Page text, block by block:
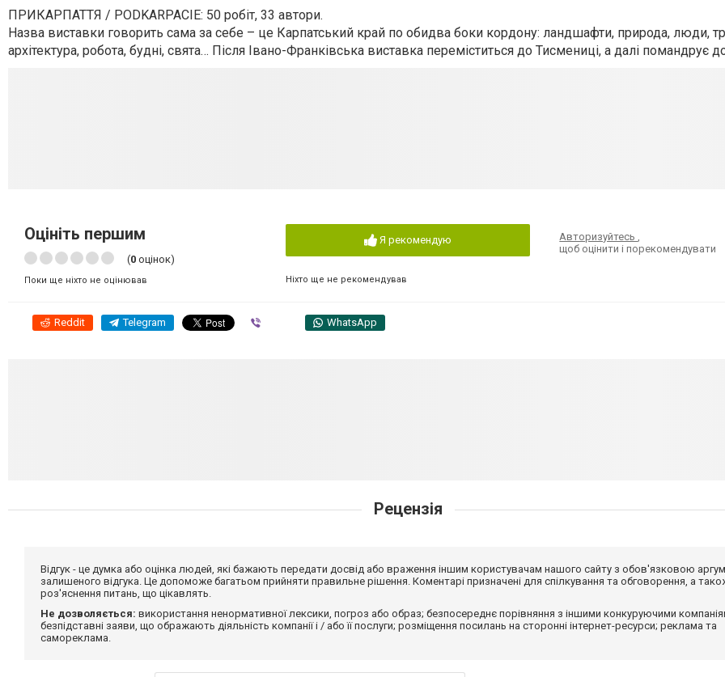
ПРИКАРПАТТЯ / PODKARPACIE: 50 робіт, 33 автори.
Назва виставки говорить сама за себе – це Карпатський край по обидва боки кордону: ландшафти, природа, люди,
архітектура, робота, будні, свята… Після Івано-Франківська виставка переміститься до Тисмениці, а далі помандрує
Оцініть першим
(0 оцінок)
Поки ще ніхто не оцінював
Я рекомендую
Ніхто ще не рекомендував
Авторизуйтесь
щоб оцінити і порекомендувати
Reddit Telegram WhatsApp
Рецензія
Відгук - це думка або оцінка людей, які бажають передати досвід або враження іншим користувачам нашого сайту з обов'язковою
залишеного відгука. Це допоможе багатьом прийняти правильне рішення. Коментарі призначені для спілкування та обговорення, а
роз'яснення питань, що цікавлять.
Не дозволяється: використання ненормативної лексики, погроз або образ; безпосереднє порівняння з іншими конкуруючими
безпідставні заяви, що ображають діяльність компанії і / або її послуги; розміщення посилань на сторонні інтернет-ресурси; реклама та
самореклама.